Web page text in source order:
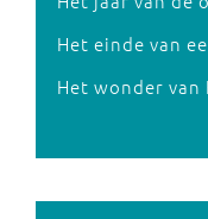
Het einde van
Het wonder van